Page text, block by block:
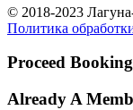
© 2018-2023
Политика
Proceed Booking
Already A